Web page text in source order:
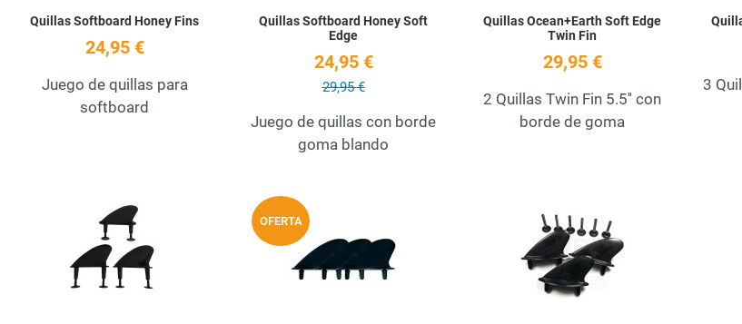
Quillas Softboard Honey Fins
24,95 €
Juego de quillas para
softboard
Quillas Softboard Honey Soft
Edge
24,95 €
29,95 €
Juego de quillas con borde
goma blando
Quillas Ocean+Earth Soft Edge
Twin Fin
29,95 €
2 Quillas Twin Fin 5.5'' con
borde de goma
3
Add to Wishlist
Quick View
OFERTA